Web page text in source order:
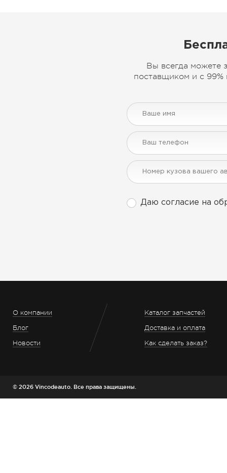
Вы всегда можете
поставщиком и с 99%
Даю согласие на
О компании
Блог
Новости
Каталог запчастей
Доставка и оплата
Как сделать заказ?
© 2026 Vincodeauto. Все права защищены.